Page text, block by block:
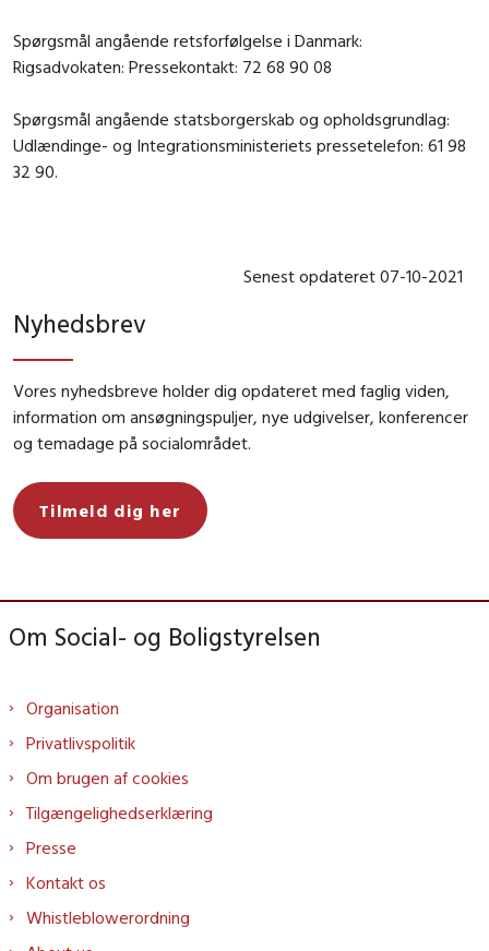
Spørgsmål angående retsforfølgelse i Danmark:
Rigsadvokaten: Pressekontakt: 72 68 90 08
Spørgsmål angående statsborgerskab og opholdsgrundlag:
Udlændinge- og Integrationsministeriets pressetelefon: 61 98
32 90.
Senest opdateret 07-10-2021
Nyhedsbrev
Vores nyhedsbreve holder dig opdateret med faglig viden,
information om ansøgningspuljer, nye udgivelser, konferencer
og temadage på socialområdet.
Tilmeld dig her
Om Social- og Boligstyrelsen
Organisation
Privatlivspolitik
Om brugen af cookies
Tilgængelighedserklæring
Presse
Kontakt os
Whistleblowerordning